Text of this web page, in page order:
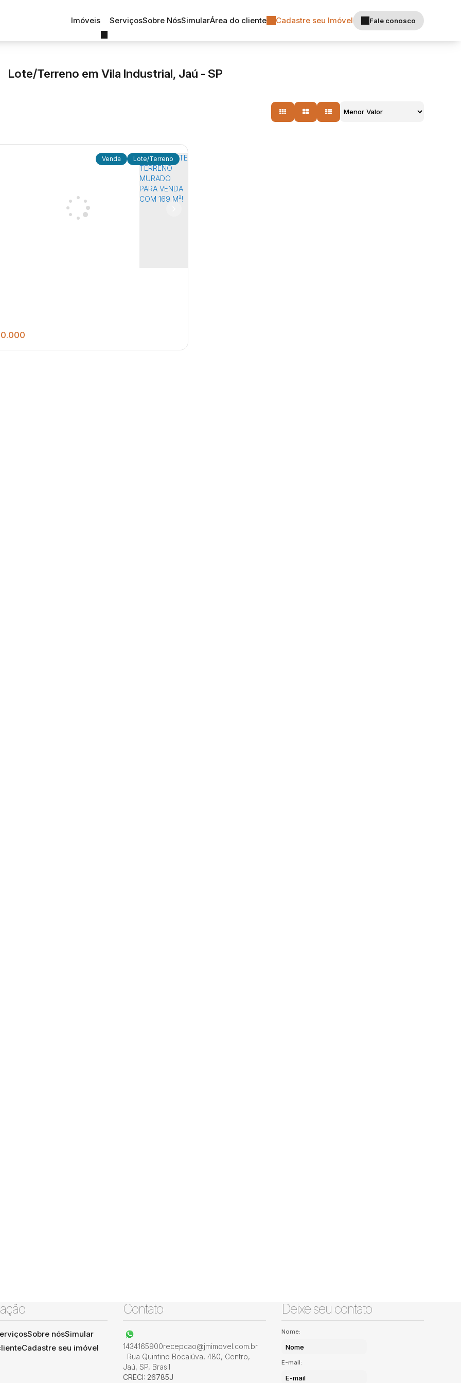
Fale conosco
Cadastre seu Imóvel
Área do cliente
Simular
Sobre Nós
Serviços
Imóveis
Lote/Terreno em Vila Industrial, Jaú - SP
Lote/Terreno
Sobre nósSimular
Cadastre seu imóvel
Contato
1434165900recepcao@jmimovel.com.br
Rua Quintino Bocaiúva, 480, Centro,
Jaú, SP, Brasil
CRECI: 26785J
Deixe seu contato
Nome:
E-mail: